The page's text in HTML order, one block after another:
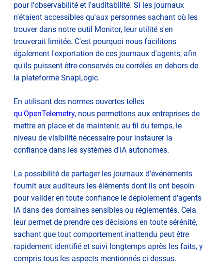
pour l'observabilité et l'auditabilité. Si les journaux
n'étaient accessibles qu'aux personnes sachant où les
trouver dans notre outil Monitor, leur utilité s'en
trouverait limitée. C'est pourquoi nous facilitons
également l'exportation de ces journaux d'agents, afin
qu'ils puissent être conservés ou corrélés en dehors de
la plateforme SnapLogic.
En utilisant des normes ouvertes telles
qu'OpenTelemetry, nous permettons aux entreprises de
mettre en place et de maintenir, au fil du temps, le
niveau de visibilité nécessaire pour instaurer la
confiance dans les systèmes d'IA autonomes.
La possibilité de partager les journaux d'événements
fournit aux auditeurs les éléments dont ils ont besoin
pour valider en toute confiance le déploiement d'agents
IA dans des domaines sensibles ou réglementés. Cela
leur permet de prendre ces décisions en toute sérénité,
sachant que tout comportement inattendu peut être
rapidement identifié et suivi longtemps après les faits, y
compris tous les aspects mentionnés ci-dessus.